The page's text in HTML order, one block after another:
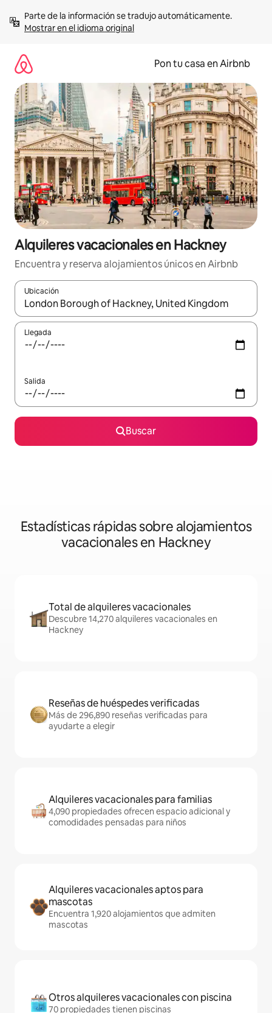
contenidoMostrar en el idioma original
Pon tu casa en Airbnb
Alquileres vacacionales en Hackney
Encuentra y reserva alojamientos únicos en Airbnb
Ubicación
Cuando los resultados estén disponibles, navega con las
Llegada
Salida
Buscar
Estadísticas rápidas sobre alojamientos
vacacionales en Hackney
Total de alquileres vacacionales
Descubre 14,270 alquileres vacacionales en
Hackney
Reseñas de huéspedes verificadas
Más de 296,890 reseñas verificadas para
ayudarte a elegir
Alquileres vacacionales para familias
4,090 propiedades ofrecen espacio adicional y
comodidades pensadas para niños
Alquileres vacacionales aptos para
mascotas
Encuentra 1,920 alojamientos que admiten
mascotas
Otros alquileres vacacionales con piscina
70 propiedades tienen piscinas